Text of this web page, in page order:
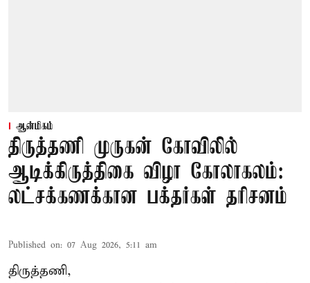
ஆன்மிகம்
திருத்தணி முருகன் கோவிலில்
ஆடிக்கிருத்திகை விழா கோலாகலம்:
லட்சக்கணக்கான பக்தர்கள் தரிசனம்
Published on: 07 Aug 2026, 5:11 am
திருத்தணி,